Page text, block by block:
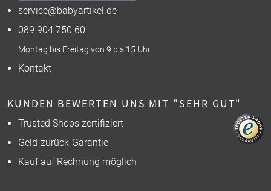
service@babyartikel.de
089 904 750 60
Montag bis Freitag von 9 bis 15 Uhr
Kontakt
KUNDEN BEWERTEN UNS MIT "SEHR GUT"
Trusted Shops zertifiziert
Geld-zurück-Garantie
Kauf auf Rechnung möglich